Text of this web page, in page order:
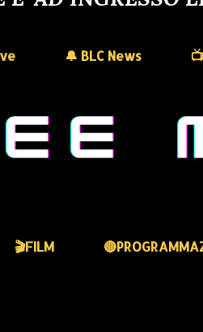
🔔 BLC News
🎬FILM